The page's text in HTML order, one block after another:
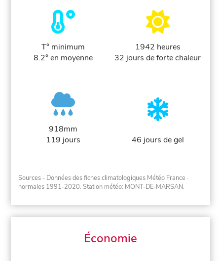
T° minimum
8.2° en moyenne
1942 heures
32 jours de forte chaleur
918mm
119 jours
46 jours de gel
Sources - Données des fiches climatologiques Météo France ·
normales 1991-2020. Station météo: MONT-DE-MARSAN.
Économie